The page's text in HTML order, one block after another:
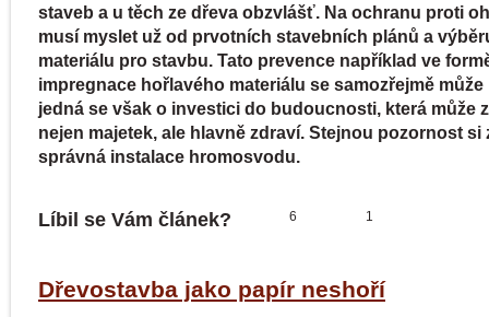
staveb a u těch ze dřeva obzvlášť. Na ochranu proti
musí myslet už od prvotních stavebních plánů a
materiálu pro stavbu. Tato prevence například ve
impregnace hořlavého materiálu se samozřejmě
jedná se však o investici do budoucnosti, která může
nejen majetek, ale hlavně zdraví. Stejnou pozornost si
správná instalace hromosvodu.
Líbil se Vám článek? 1
6
Dřevostavba jako papír neshoří